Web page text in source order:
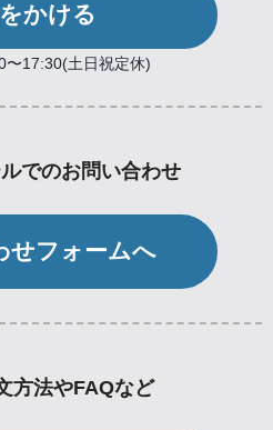
かける
〜17:30(土日祝定休)
でのお問い合わせ
せフォームへ
方法やFAQなど